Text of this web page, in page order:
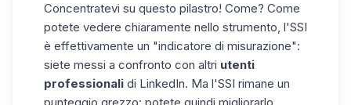
Concentratevi su questo pilastro! Come? Come
potete vedere chiaramente nello strumento, l'SSI
è effettivamente un "indicatore di misurazione":
siete messi a confronto con altri utenti
professionali di LinkedIn. Ma l'SSI rimane un